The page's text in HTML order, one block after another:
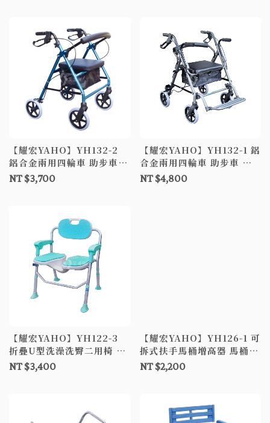
【耀宏YAHO】YH132-2
鋁合金兩用四輪車 助步車
助行車
NT $3,700
【耀宏YAHO】YH132-1 鋁
合金兩用四輪車 助步車 助
行車
NT $4,800
【耀宏YAHO】YH122-3
折疊U型洗澡洗臀二用椅 洗
澡椅 沐浴椅 洗臀椅
NT $3,400
【耀宏YAHO】YH126-1 可
拆式扶手馬桶增高器 馬桶增
高座
NT $2,200